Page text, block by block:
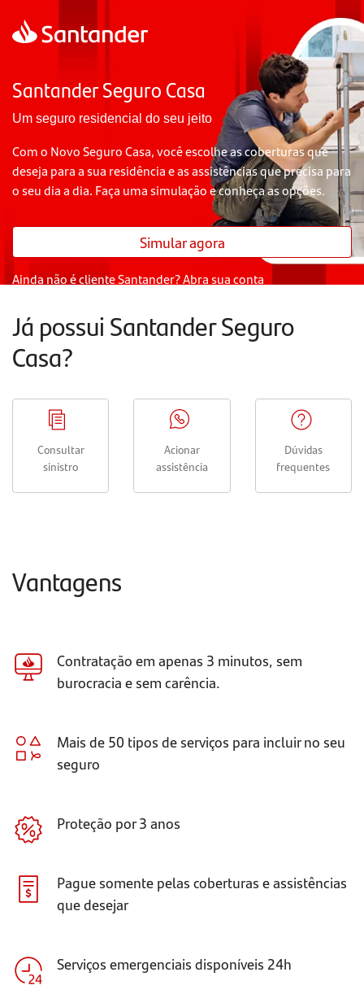
Santander Seguro Casa
Um seguro residencial do seu jeito
Com o Novo Seguro Casa, você escolhe as coberturas que
deseja para a sua residência e as assistências que precisa para
o seu dia a dia. Faça uma simulação e conheça as opções.
Simular agora
Ainda não é cliente Santander?Abra sua conta
Já possui Santander Seguro
Casa?
Consultar
sinistro
Acionar
assistência
Dúvidas
frequentes
Vantagens
Contratação em apenas 3 minutos, sem
burocracia e sem carência.
Mais de 50 tipos de serviços para incluir no seu
seguro
Proteção por 3 anos
Pague somente pelas coberturas e assistências
que desejar
Serviços emergenciais disponíveis 24h